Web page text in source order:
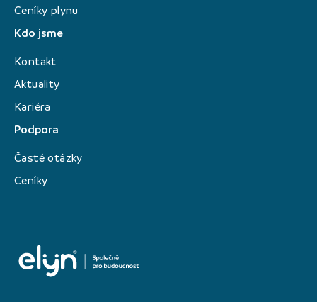
Ceníky plynu
Kdo jsme
Kontakt
Aktuality
Kariéra
Podpora
Časté otázky
Ceníky